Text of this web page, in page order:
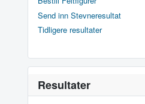
Send inn Stevneresultat
Tidligere resultater
Resultater